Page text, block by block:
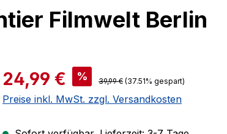
Filmwelt Berlin
Verkaufspreis:
24,99 € % Regulärer Preis:
39,99 € (37.51% gespart)
Preise inkl. MwSt. zzgl. Versandkosten